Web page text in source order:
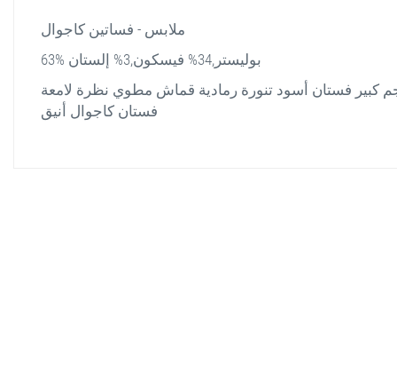
ملابس - فساتين كاجوال
63% بوليستر,34% فيسكون,3% إلستان
كبير فستان أسود تنورة رمادية قماش مطوي نظرة لامعة
فستان كاجوال أنيق